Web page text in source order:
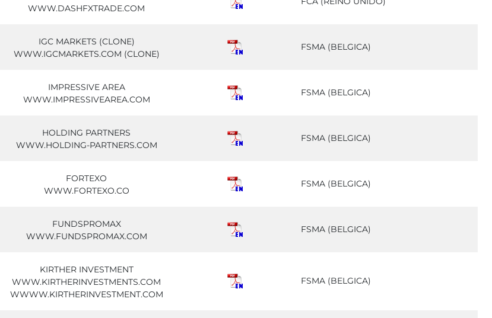
WWW.DASHFXTRADE.COM
IGC MARKETS (CLONE)
WWW.IGCMARKETS.COM (CLONE)
FSMA (BELGICA)
IMPRESSIVE AREA
WWW.IMPRESSIVEAREA.COM
FSMA (BELGICA)
HOLDING PARTNERS
WWW.HOLDING-PARTNERS.COM
FSMA (BELGICA)
FORTEXO
WWW.FORTEXO.CO
FSMA (BELGICA)
FUNDSPROMAX
WWW.FUNDSPROMAX.COM
FSMA (BELGICA)
KIRTHER INVESTMENT
WWW.KIRTHERINVESTMENTS.COM
WWWW.KIRTHERINVESTMENT.COM
FSMA (BELGICA)